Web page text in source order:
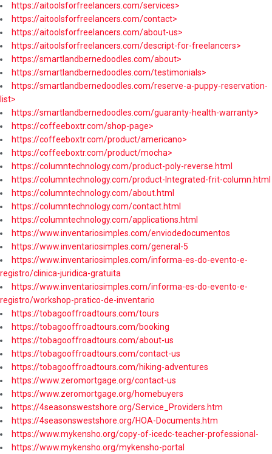
https://aitoolsforfreelancers.com/services>
https://aitoolsforfreelancers.com/contact>
https://aitoolsforfreelancers.com/about-us>
https://aitoolsforfreelancers.com/descript-for-freelancers>
https://smartlandbernedoodles.com/about>
https://smartlandbernedoodles.com/testimonials>
https://smartlandbernedoodles.com/reserve-a-puppy-reservation-
list>
https://smartlandbernedoodles.com/guaranty-health-warranty>
https://coffeeboxtr.com/shop-page>
https://coffeeboxtr.com/product/americano>
https://coffeeboxtr.com/product/mocha>
https://columntechnology.com/product-poly-reverse.html
https://columntechnology.com/product-Integrated-frit-column.html
https://columntechnology.com/about.html
https://columntechnology.com/contact.html
https://columntechnology.com/applications.html
https://www.inventariosimples.com/enviodedocumentos
https://www.inventariosimples.com/general-5
https://www.inventariosimples.com/informa-es-do-evento-e-
registro/clinica-juridica-gratuita
https://www.inventariosimples.com/informa-es-do-evento-e-
registro/workshop-pratico-de-inventario
https://tobagooffroadtours.com/tours
https://tobagooffroadtours.com/booking
https://tobagooffroadtours.com/about-us
https://tobagooffroadtours.com/contact-us
https://tobagooffroadtours.com/hiking-adventures
https://www.zeromortgage.org/contact-us
https://www.zeromortgage.org/homebuyers
https://4seasonswestshore.org/Service_Providers.htm
https://4seasonswestshore.org/HOA-Documents.htm
https://www.mykensho.org/copy-of-icedc-teacher-professional-
https://www.mykensho.org/mykensho-portal